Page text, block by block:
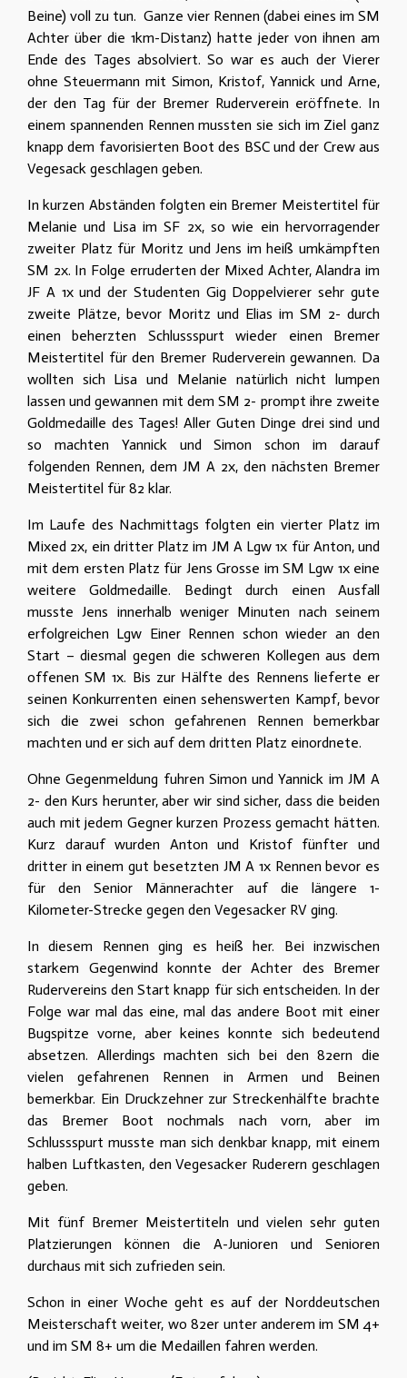
Beine) voll zu tun. Ganze vier Rennen (dabei eines im SM
Achter über die 1km-Distanz) hatte jeder von ihnen am
Ende des Tages absolviert. So war es auch der Vierer
ohne Steuermann mit Simon, Kristof, Yannick und Arne,
der den Tag für der Bremer Ruderverein eröffnete. In
einem spannenden Rennen mussten sie sich im Ziel ganz
knapp dem favorisierten Boot des BSC und der Crew aus
Vegesack geschlagen geben.
In kurzen Abständen folgten ein Bremer Meistertitel für
Melanie und Lisa im SF 2x, so wie ein hervorragender
zweiter Platz für Moritz und Jens im heiß umkämpften
SM 2x. In Folge erruderten der Mixed Achter, Alandra im
JF A 1x und der Studenten Gig Doppelvierer sehr gute
zweite Plätze, bevor Moritz und Elias im SM 2- durch
einen beherzten Schlussspurt wieder einen Bremer
Meistertitel für den Bremer Ruderverein gewannen. Da
wollten sich Lisa und Melanie natürlich nicht lumpen
lassen und gewannen mit dem SM 2- prompt ihre zweite
Goldmedaille des Tages! Aller Guten Dinge drei sind und
so machten Yannick und Simon schon im darauf
folgenden Rennen, dem JM A 2x, den nächsten Bremer
Meistertitel für 82 klar.
Im Laufe des Nachmittags folgten ein vierter Platz im
Mixed 2x, ein dritter Platz im JM A Lgw 1x für Anton, und
mit dem ersten Platz für Jens Grosse im SM Lgw 1x eine
weitere Goldmedaille. Bedingt durch einen Ausfall
musste Jens innerhalb weniger Minuten nach seinem
erfolgreichen Lgw Einer Rennen schon wieder an den
Start – diesmal gegen die schweren Kollegen aus dem
offenen SM 1x. Bis zur Hälfte des Rennens lieferte er
seinen Konkurrenten einen sehenswerten Kampf, bevor
sich die zwei schon gefahrenen Rennen bemerkbar
machten und er sich auf dem dritten Platz einordnete.
Ohne Gegenmeldung fuhren Simon und Yannick im JM A
2- den Kurs herunter, aber wir sind sicher, dass die beiden
auch mit jedem Gegner kurzen Prozess gemacht hätten.
Kurz darauf wurden Anton und Kristof fünfter und
dritter in einem gut besetzten JM A 1x Rennen bevor es
für den Senior Männerachter auf die längere 1-
Kilometer-Strecke gegen den Vegesacker RV ging.
In diesem Rennen ging es heiß her. Bei inzwischen
starkem Gegenwind konnte der Achter des Bremer
Rudervereins den Start knapp für sich entscheiden. In der
Folge war mal das eine, mal das andere Boot mit einer
Bugspitze vorne, aber keines konnte sich bedeutend
absetzen. Allerdings machten sich bei den 82ern die
vielen gefahrenen Rennen in Armen und Beinen
bemerkbar. Ein Druckzehner zur Streckenhälfte brachte
das Bremer Boot nochmals nach vorn, aber im
Schlussspurt musste man sich denkbar knapp, mit einem
halben Luftkasten, den Vegesacker Ruderern geschlagen
geben.
Mit fünf Bremer Meistertiteln und vielen sehr guten
Platzierungen können die A-Junioren und Senioren
durchaus mit sich zufrieden sein.
Schon in einer Woche geht es auf der Norddeutschen
Meisterschaft weiter, wo 82er unter anderem im SM 4+
und im SM 8+ um die Medaillen fahren werden.